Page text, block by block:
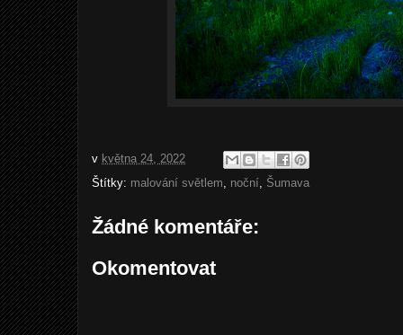
v května 24, 2022
Štítky: malování světlem, noční, Šumava
Žádné komentáře:
Okomentovat